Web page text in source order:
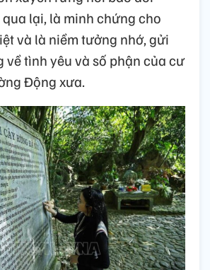
lại, là minh chứng cho
và là niềm tưởng nhớ, gửi
về tình yêu và số phận của cư
Động xưa.